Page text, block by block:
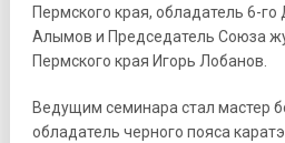
Пермского края, обладатель 6-
Алымов и Председатель Союза
Пермского края Игорь Лобанов.
Ведущим семинара стал мастер
обладатель черного пояса